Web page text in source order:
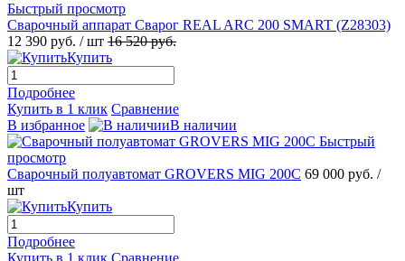
Быстрый просмотр
Сварочный аппарат Сварог REAL ARC 200 SMART (Z28303)
12 390 руб. / шт 16 520 руб.
Купить
Подробнее
Купить в 1 клик Сравнение
В избранное
В наличии
Быстрый
просмотр
Сварочный полуавтомат GROVERS MIG 200C 69 000 руб. /
шт
Купить
Подробнее